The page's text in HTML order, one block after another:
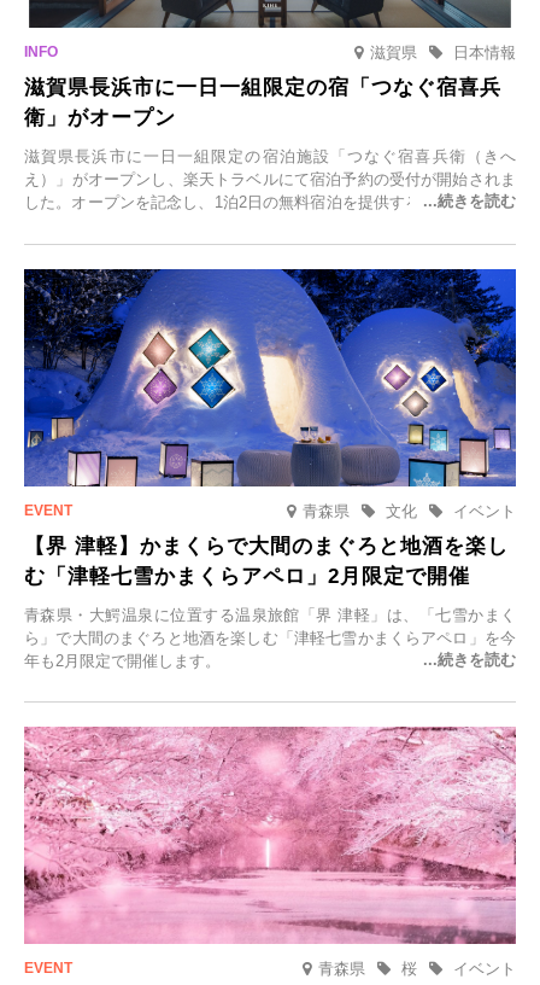
滋賀県 日本情報
滋賀県長浜市に一日一組限定の宿「つなぐ宿喜兵
衛」がオープン
滋賀県長浜市に一日一組限定の宿泊施設「つなぐ宿喜兵衛（きへ
え）」がオープンし、楽天トラベルにて宿泊予約の受付が開始されま
した。オープンを記念し、1泊2日の無料宿泊を提供するキャンペーン
一組限定の宿だからこそ叶う、大切な人との特別な時間を体験いただ
けます。
青森県 イベント
文化
【界 津軽】かまくらで大間のまぐろと地酒を楽し
む「津軽七雪かまくらアペロ」2月限定で開催
青森県・大鰐温泉に位置する温泉旅館「界 津軽」は、「七雪かまく
ら」で大間のまぐろと地酒を楽しむ「津軽七雪かまくらアペロ」を今
年も2月限定で開催します。
青森県 イベント
桜